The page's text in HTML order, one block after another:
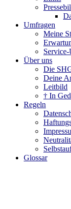
Umfragen
Meine
Über uns
Die
Deine
Leitbild
† In
Regeln
Glossar